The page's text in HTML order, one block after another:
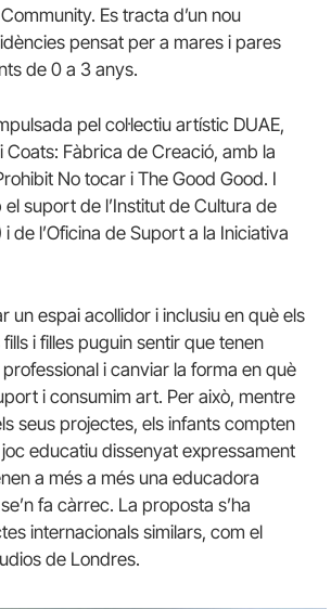
Es tracta d’un nou
pensat per a mares i pares
de 0 a 3 anys.
pel col·lectiu artístic DUAE,
Coats: Fàbrica de Creació, amb la
No tocar i The Good Good. I
suport de l’Institut de Cultura de
de l’Oficina de Suport a la Iniciativa
un espai acollidor i inclusiu en què els
i filles puguin sentir que tenen
i canviar la forma en què
i consumim art. Per això, mentre
seus projectes, els infants compten
educatiu dissenyat expressament
a més a més una educadora
fa càrrec. La proposta s’ha
internacionals similars, com el
de Londres.